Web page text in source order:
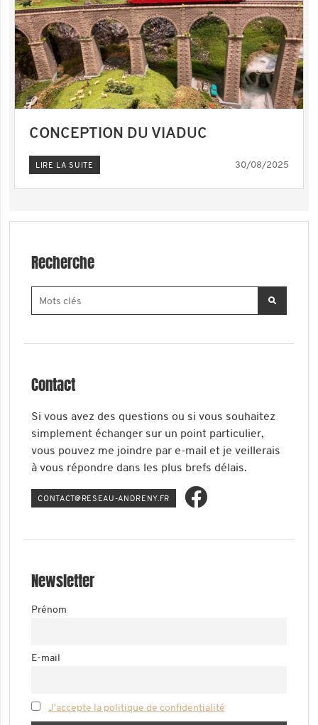
CONCEPTION DU VIADUC
LIRE LA SUITE 30/08/2025
Recherche
Contact
Si vous avez des questions ou si vous souhaitez
simplement échanger sur un point particulier,
vous pouvez me joindre par e-mail et je veillerais
à vous répondre dans les plus brefs délais.
RF.YN
ERDNA
-UAES
ER@TC
ATNOC
Newsletter
Prénom
E-mail
J'accepte la politique de confidentialité